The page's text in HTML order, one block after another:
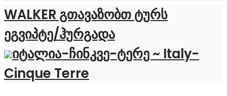
WALKER გთავაზობთ ტურს
ეგვიპტე/ჰურგადა
იტალია-ჩინკვე-ტერე ~ Italy-
Cinque Terre